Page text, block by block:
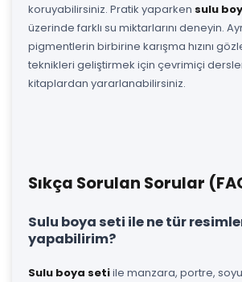
koruyabilirsiniz. Pratik yaparken sulu
üzerinde farklı su miktarlarını deneyin.
pigmentlerin birbirine karışma hızını
teknikleri geliştirmek için çevrimiçi
kitaplardan yararlanabilirsiniz.
Sıkça Sorulan Sorular
Sulu boya seti ile ne tür
yapabilirim?
Sulu boya setiile manzara, portre,